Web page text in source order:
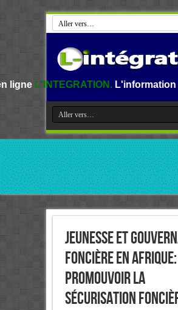
L'information au Benin, en
Jeunesse et
foncière en Afrique:
Promouvoir la
sécurisation